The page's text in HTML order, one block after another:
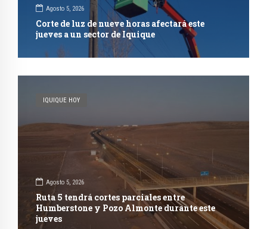
Agosto 5, 2026
Corte de luz de nueve horas afectará este
jueves a un sector de Iquique
IQUIQUE HOY
Agosto 5, 2026
Ruta 5 tendrá cortes parciales entre
Humberstone y Pozo Almonte durante este
jueves